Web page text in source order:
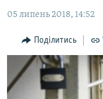
основної
Перейти
до
пошуку
БЛОГИ
ПОГЛЯД
ІНТЕРВ'Ю
ВСЕ ЗА ДЕНЬ
05 липень 2018, 14:52
Поділитись